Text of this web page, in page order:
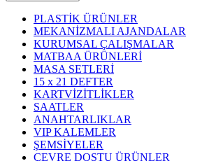
PLASTİK ÜRÜNLER
MEKANİZMALI AJANDALAR
KURUMSAL ÇALIŞMALAR
MATBAA ÜRÜNLERİ
MASA SETLERİ
15 x 21 DEFTER
KARTVİZİTLİKLER
SAATLER
ANAHTARLIKLAR
VIP KALEMLER
ŞEMSİYELER
ÇEVRE DOSTU ÜRÜNLER